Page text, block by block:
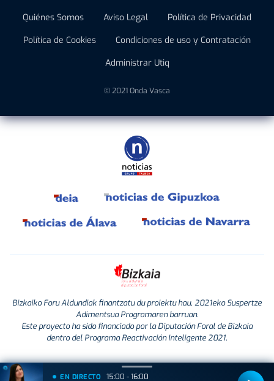
Quiénes Somos Aviso Legal
Política de Privacidad
Política de Cookies
Condiciones de uso y Contratación
Administrar Utiq
© 2021 Onda Vasca
Bizkaiko Foru Aldundiak finantzatu du proiektu hau, 2021eko Suspertze
Adimentsua Programaren barruan.
Este proyecto ha sido financiado por la Diputación Foral de Bizkaia
dentro del Programa Reactivación Inteligente 2021.
EN DIRECTO 15:00 - 16:00